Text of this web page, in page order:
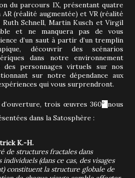
du parcours IX, présentant quatre
(réalité augmentée) et VR (réalité
Schnell, Martin Kusch et Virgil
et ne manquera pas de vous
d’un saut à partir d’un tremplin
découvrir des scénarios
dans notre environnement
personnages virtuels sur nos
sur notre dépendance aux
qui vous surprendront.
trois œuvres 360° nous
dans la Satosphère :
K.-H.
de structures fractales dans
(dans ce cas, des visages
constituent la structure globale de